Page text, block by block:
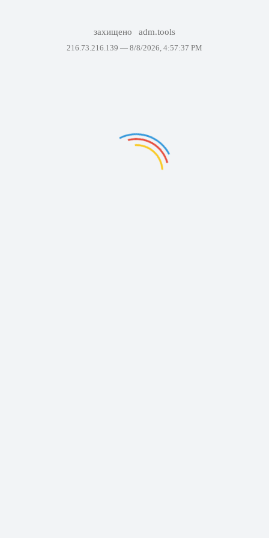
захищено adm.tools
216.73.216.139 — 8/8/2026, 4:57:37 PM